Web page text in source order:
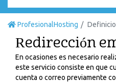
ProfesionalHosting
Redirección
En ocasiones es necesario
este servicio consiste en que
cuenta o correo previamente